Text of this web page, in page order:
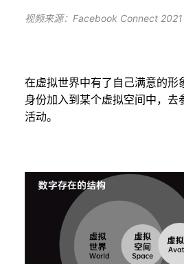
视频来源：Facebook Connect 2021
在虚拟世界中有了自己满意的形
身份加入到某个虚拟空间中，去
活动。